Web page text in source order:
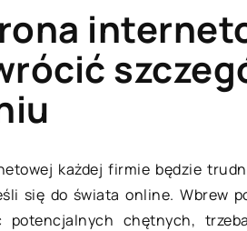
każdej firmie będzie
się do świata online. Wbrew
potencjalnych chętnych,
DOM I OTOCZENIE